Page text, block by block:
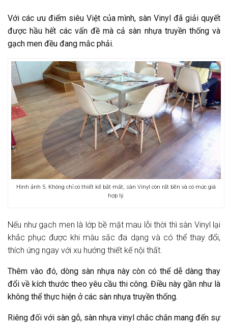
Với các ưu điểm siêu Việt của mình, sàn Vinylđã giải quyết
được hầu hết các vấn đề mà cả sàn nhựa truyền thống và
gạch men đều đang mắc phải.
Hình ảnh 5. Không chỉ có thiết kế bắt mắt, sàn Vinyl còn rất bền và có mức giá
hợp lý.
Nếu như gạch men là lớp bề mặt mau lỗi thời thì sàn Vinyl lại
khắc phục được khi màu sắc đa dạng và có thể thay đổi,
thích ứng ngay với xu hướng thiết kế nội thất.
Thêm vào đó, dòng sàn nhựa này còn có thể dễ dàng thay
đổi về kích thước theo yêu cầu thi công. Điều này gần như là
không thể thực hiện ở các sàn nhựa truyền thống.
Riêng đối với sàn gỗ, sàn nhựa vinyl chắc chắn mang đến sự